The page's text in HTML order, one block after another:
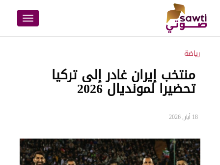
Toggle
navigation
رياضة
منتخب إيران غادر إلى تركيا
تحضيرا لمونديال 2026
18 أيار, 2026